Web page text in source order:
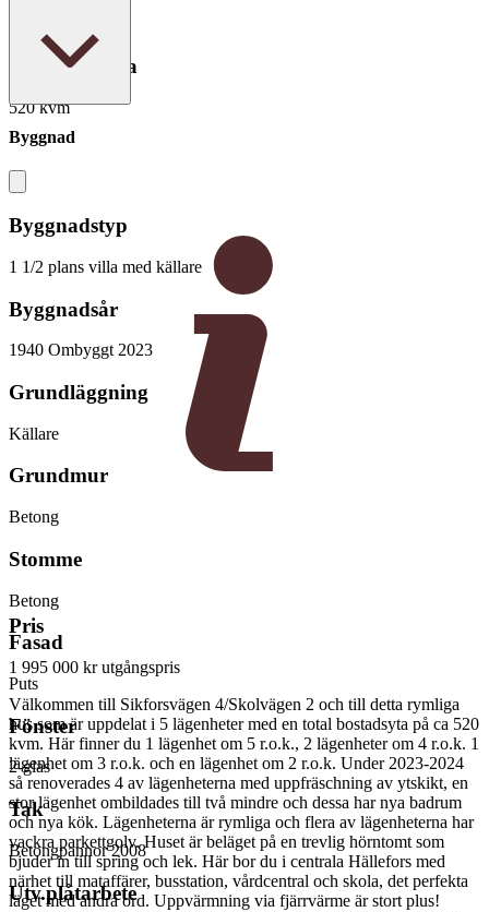
Boarea/Biarea
520 kvm
Pris
1 995 000 kr utgångspris
Välkommen till Sikforsvägen 4/Skolvägen 2 och till detta rymliga
hus som är uppdelat i 5 lägenheter med en total bostadsyta på ca 520
kvm. Här finner du 1 lägenhet om 5 r.o.k., 2 lägenheter om 4 r.o.k. 1
lägenhet om 3 r.o.k. och en lägenhet om 2 r.o.k. Under 2023-2024
så renoverades 4 av lägenheterna med uppfräschning av ytskikt, en
stor lägenhet ombildades till två mindre och dessa har nya badrum
och nya kök. Lägenheterna är rymliga och flera av lägenheterna har
vackra parkettgolv. Huset är beläget på en trevlig hörntomt som
bjuder in till spring och lek. Här bor du i centrala Hällefors med
närhet till mataffärer, busstation, vårdcentral och skola, det perfekta
läget med andra ord. Uppvärmning via fjärrvärme är stort plus!
Byggnad
Byggnadstyp
1 1/2 plans villa med källare
Byggnadsår
1940 Ombyggt 2023
Grundläggning
Källare
Grundmur
Betong
Stomme
Betong
Fasad
Puts
Fönster
2-glas
Tak
Betongpannor 2008
Utv.plåtarbete